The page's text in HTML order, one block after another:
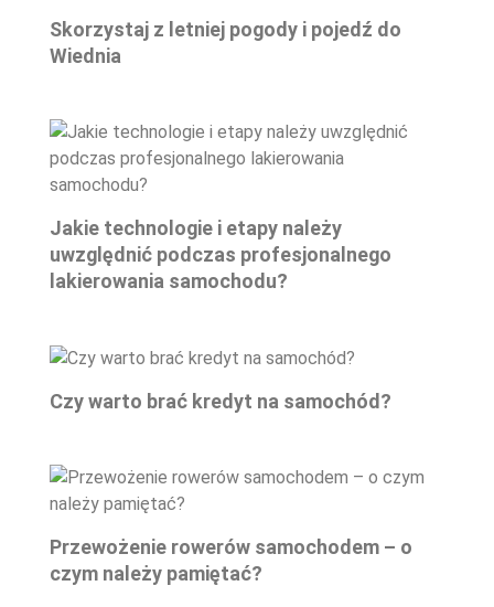
Skorzystaj z letniej pogody i pojedź do
Wiednia
Jakie technologie i etapy należy
uwzględnić podczas profesjonalnego
lakierowania samochodu?
Czy warto brać kredyt na samochód?
Przewożenie rowerów samochodem – o
czym należy pamiętać?